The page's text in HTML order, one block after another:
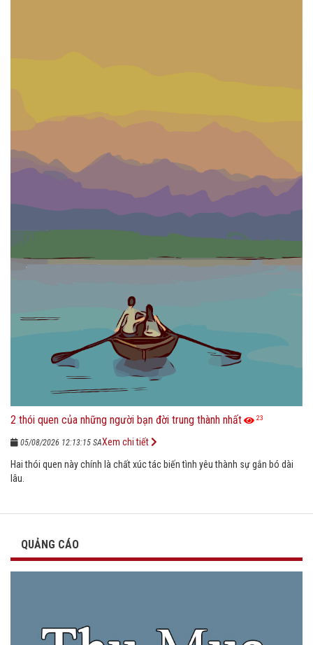
2 thói quen của những người bạn đời trung thành nhất 23
05/08/2026 12:13:15 SA
Hai thói quen này chính là chất xúc tác biến tình yêu thành sự gắn bó dài
lâu.
Xem chi tiết
QUẢNG CÁO